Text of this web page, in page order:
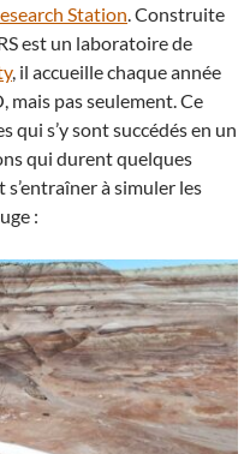
Station . Construite
est un laboratoire de
, il accueille chaque année
mais pas seulement. Ce
qui s’y sont succédés en un
qui durent quelques
à simuler les
: